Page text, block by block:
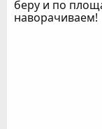
беру и по
наворачиваем!